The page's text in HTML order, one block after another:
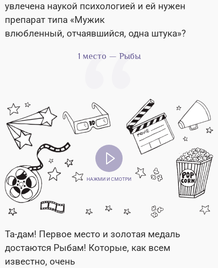
увлечена наукой психологией и ей нужен
препарат типа «Мужик
влюбленный, отчаявшийся, одна штука»?
1 место — Рыбы
НАЖМИ И СМОТРИ
Та-дам! Первое место и золотая медаль
достаются Рыбам! Которые, как всем
известно, очень